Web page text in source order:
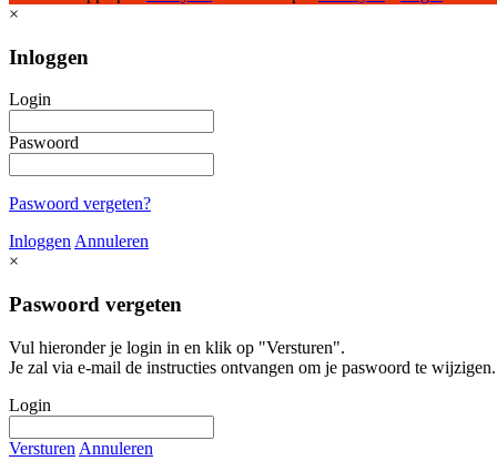
×
Inloggen
Login
Paswoord
Paswoord vergeten?
InloggenAnnuleren
×
Paswoord vergeten
Vul hieronder je login in en klik op "Versturen".
Je zal via e-mail de instructies ontvangen om je paswoord te wijzigen.
Login
Versturen Annuleren